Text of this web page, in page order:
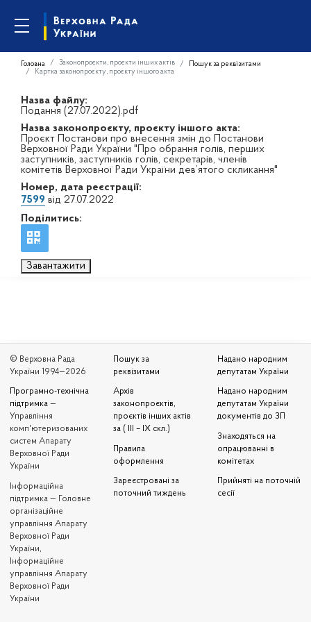
Головна Законопроєкти, проєкти інших актів
Пошук за реквізитами
Картка законопроєкту, проєкту іншого акта
Назва файлу:
Подання (27.07.2022).pdf
Назва законопроєкту, проєкту іншого акта:
Проєкт Постанови про внесення змін до Постанови
Верховної Ради України "Про обрання голів, перших
заступників, заступників голів, секретарів, членів
комітетів Верховної Ради України дев’ятого скликання"
Номер, дата реєстрації:
7599 від 27.07.2022
Поділитись:
Завантажити
© Верховна Рада
України 1994—2026
Програмно-технічна
підтримка —
Управління
комп'ютеризованих
систем Апарату
Верховної Ради
України
Iнформаційна
підтримка — Головне
організаційне
управління Апарату
Верховної Ради
України,
Інформаційне
управління Апарату
Верховної Ради
України
Пошук за
реквізитами
Архів
законопроєктів,
проєктів інших актів
за ( III – IX скл.)
Правила
оформлення
Зареєстровані за
поточний тиждень
Надано народним
депутатам України
Надано народним
депутатам України
документів до ЗП
Знаходяться на
опрацюванні в
комітетах
Прийняті на поточній
сесії